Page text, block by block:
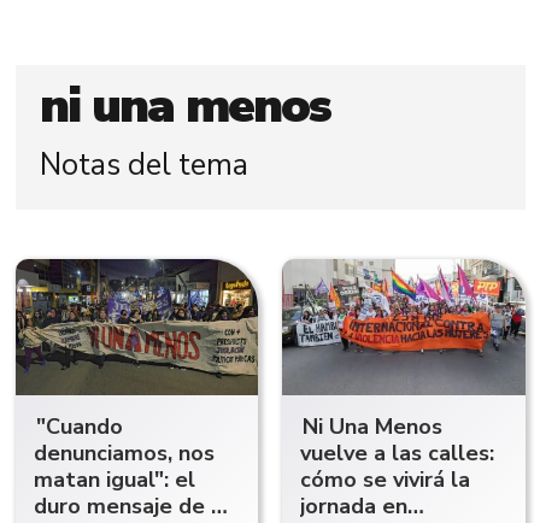
ni una menos
Notas del tema
"Cuando
denunciamos, nos
matan igual": el
duro mensaje de Ni
Ni Una Menos
vuelve a las calles:
cómo se vivirá la
jornada en